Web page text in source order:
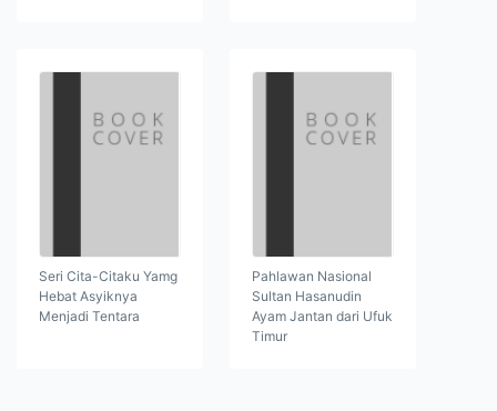
Seri Cita-Citaku Yamg
Hebat Asyiknya
Menjadi Tentara
Pahlawan Nasional
Sultan Hasanudin
Ayam Jantan dari Ufuk
Timur